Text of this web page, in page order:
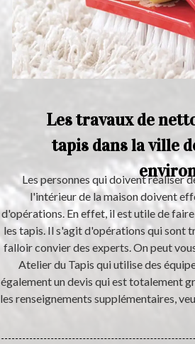
Les travaux de
tapis dans la ville
Les personnes qui doivent réaliser
l'intérieur de la maison doivent
d'opérations. En effet, il est utile de
les tapis. Il s'agit d'opérations qui sont
falloir convier des experts. On peut
Atelier du Tapis qui utilise des
également un devis qui est totalement
les renseignements supplémentaires,